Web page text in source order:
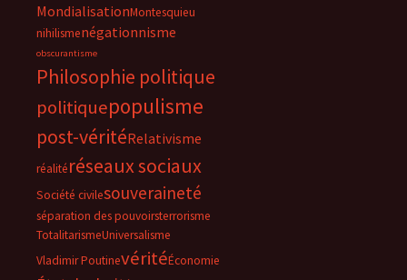
MondialisationMontesquieu
nihilismenégationnisme
obscurantisme
Philosophie politique
politiquepopulisme
post-véritéRelativisme
réalitéréseaux sociaux
Société civilesouveraineté
séparation des pouvoirsterrorisme
TotalitarismeUniversalisme
Vladimir PoutinevéritéÉconomie